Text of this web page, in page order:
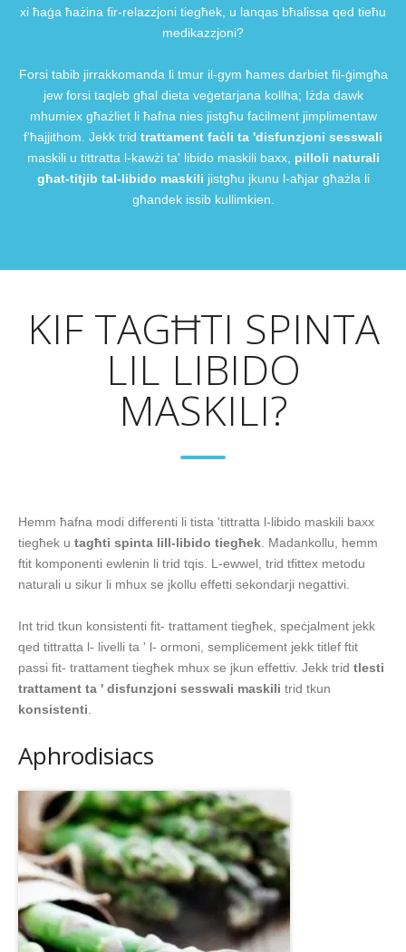
xi ħaġa ħażina fir-relazzjoni tiegħek, u lanqas bħalissa qed tieħu
medikazzjoni?
Forsi tabib jirrakkomanda li tmur il-gym ħames darbiet fil-ġimgħa
jew forsi taqleb għal dieta veġetarjana kollha; Iżda dawk
mhumiex għażliet li ħafna nies jistgħu faċilment jimplimentaw
f'ħajjithom. Jekk trid trattament faċli ta 'disfunzjoni sesswali
maskili u tittratta l-kawżi ta' libido maskili baxx, pilloli naturali
għat-titjib tal-libido maskili jistgħu jkunu l-aħjar għażla li
għandek issib kullimkien.
KIF TAGĦTI SPINTA
LIL LIBIDO
MASKILI?
Hemm ħafna modi differenti li tista 'tittratta l-libido maskili baxx
tiegħek u tagħti spinta lill-libido tiegħek . Madankollu, hemm
ftit komponenti ewlenin li trid tqis. L-ewwel, trid tfittex metodu
naturali u sikur li mhux se jkollu effetti sekondarji negattivi.
Int trid tkun konsistenti fit- trattament tiegħek, speċjalment jekk
qed tittratta l- livelli ta ' l- ormoni, sempliċement jekk titlef ftit
passi fit- trattament tiegħek mhux se jkun effettiv. Jekk trid tlesti
trattament ta ' disfunzjoni sesswali maskili trid tkun
konsistenti
Aphrodisiacs